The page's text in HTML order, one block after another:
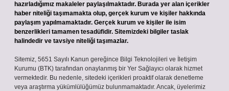
hazırladığımız makaleler paylaşılmaktadır. Burada yer alan içerikler
haber niteliği taşımamakta olup, gerçek kurum ve kişiler hakkında
paylaşım yapılmamaktadır. Gerçek kurum ve kişiler ile isim
benzerlikleri tamamen tesadüfidir. Sitemizdeki bilgiler taslak
halindedir ve tavsiye niteliği taşımazlar.
Sitemiz, 5651 Sayılı Kanun gereğince Bilgi Teknolojileri ve İletişim
Kurumu (BTK) tarafından onaylanmış bir Yer Sağlayıcı olarak hizmet
vermektedir. Bu nedenle, sitedeki içerikleri proaktif olarak denetleme
veya araştırma yükümlülüğümüz bulunmamaktadır. Ancak, üyelerimiz